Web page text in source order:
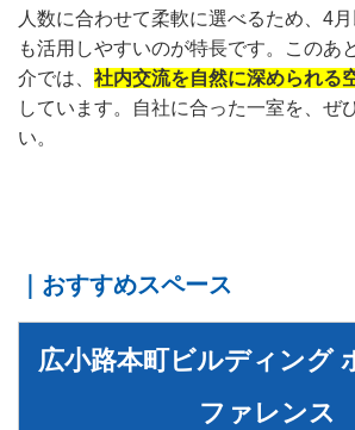
人数に合わせて柔軟に選べるため、4
も活用しやすいのが特長です。このあ
介では、 社内交流を自然に深められる
しています。自社に合った一室を、ぜ
い。
｜おすすめスペース
広⼩路本町ビルディング
ファレンス